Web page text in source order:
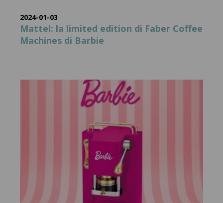
2024-01-03
Mattel: la limited edition di Faber Coffee
Machines di Barbie